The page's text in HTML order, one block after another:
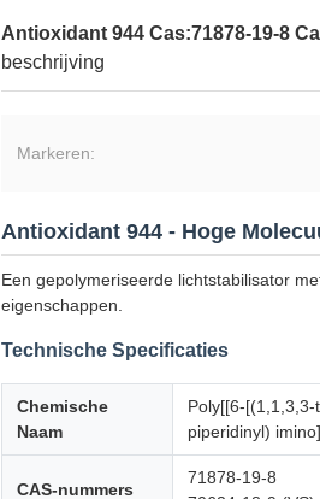
Antioxidant 944 Cas:71878-19-8
beschrijving
Markeren:
Antioxidant 944 - Hoge
Een gepolymeriseerde lichtstabilisator
eigenschappen.
Technische Specificaties
Chemische
Naam
Poly[[6-
piperidinyl)
CAS-nummers
71878-19-8